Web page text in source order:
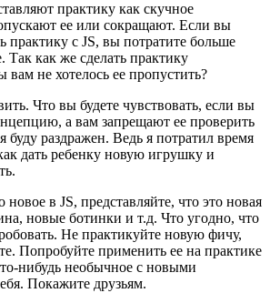
практику как скучное
ее или сокращают. Если вы
практику с JS, вы потратите больше
Так как же сделать практику
вам не хотелось ее пропустить?
Что вы будете чувствовать, если вы
а вам запрещают ее проверить
буду раздражен. Ведь я потратил время
дать ребенку новую игрушку и
новое в JS, представляйте, что это новая
новые ботинки и т.д. Что угодно, что
Не практикуйте новую фичу,
Попробуйте применить ее на практике
нибудь необычное с новыми
Покажите друзьям.